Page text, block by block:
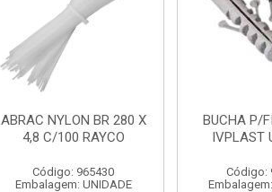
ABRAC NYLON BR 280 X
4,8 C/100 RAYCO
Código: 965430
Embalagem: UNIDADE
BUCHA P/
IVPLAST
Código: